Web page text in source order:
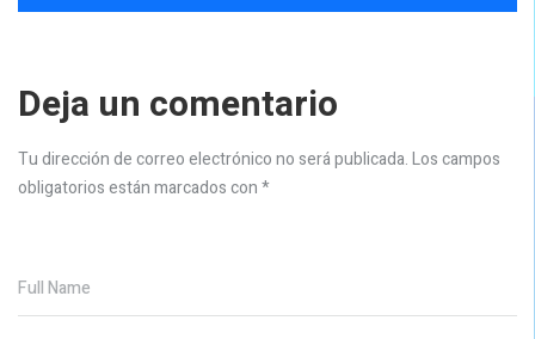
Deja un comentario
Tu dirección de correo electrónico no será publicada.Los campos
obligatorios están marcados con*
Full Name